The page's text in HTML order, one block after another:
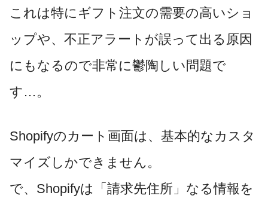
これは特にギフト注文の需要の高いショ
ップや、不正アラートが誤って出る原因
にもなるので非常に鬱陶しい問題で
す…。
Shopifyのカート画面は、基本的なカスタ
マイズしかできません。
で、Shopifyは「請求先住所」なる情報を